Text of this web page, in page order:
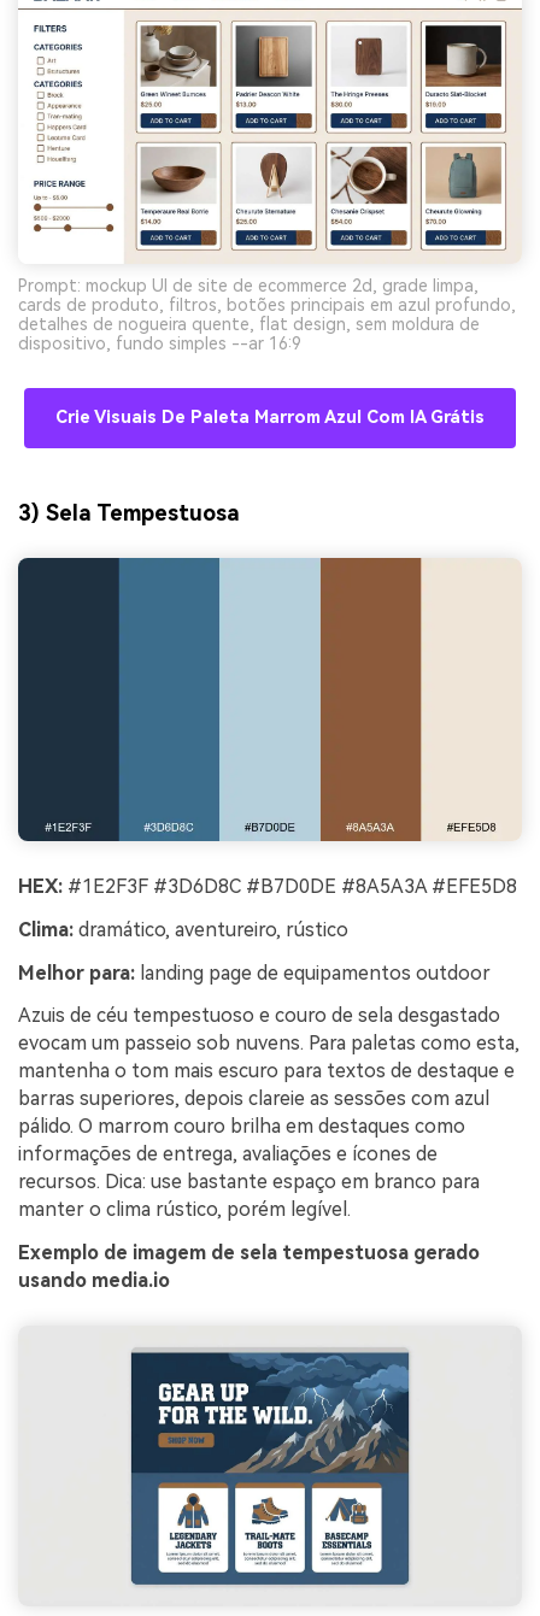
Prompt: mockup UI de site de ecommerce 2d, grade limpa,
cards de produto, filtros, botões principais em azul profundo,
detalhes de nogueira quente, flat design, sem moldura de
dispositivo, fundo simples --ar 16:9
Crie Visuais De Paleta Marrom Azul Com IA Grátis
3) Sela Tempestuosa
HEX: #1E2F3F #3D6D8C #B7D0DE #8A5A3A #EFE5D8
Clima: dramático, aventureiro, rústico
Melhor para: landing page de equipamentos outdoor
Azuis de céu tempestuoso e couro de sela desgastado
evocam um passeio sob nuvens. Para paletas como esta,
mantenha o tom mais escuro para textos de destaque e
barras superiores, depois clareie as sessões com azul
pálido. O marrom couro brilha em destaques como
informações de entrega, avaliações e ícones de
recursos. Dica: use bastante espaço em branco para
manter o clima rústico, porém legível.
Exemplo de imagem de sela tempestuosa gerado
usando media.io